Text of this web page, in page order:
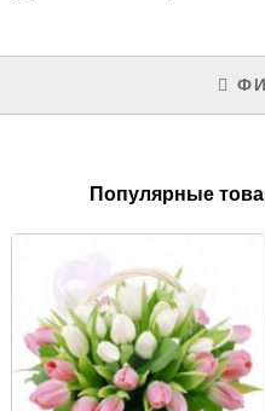
Популярные